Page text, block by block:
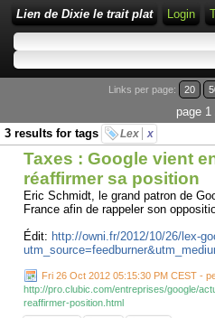
Lien de Dixie le trait plat Login
Links per page: 20
page 1
3 results for tags
Lex x
Taxes : Google vient
réaffirmer sa position
Eric Schmidt, le grand patron de
France afin de rappeler son
Édit: http://owni.fr/2012/10/26/lex-
Fri 26 Oct 2012 05:15:30 PM CEST -
http://pro.clubic.com/entreprises/google/
reaffirmer-position.html